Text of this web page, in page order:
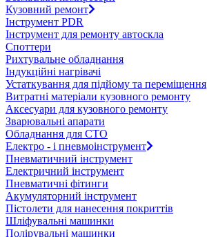
Кузовний ремонт
Інструмент PDR
Інструмент для ремонту автоскла
Споттери
Рихтувальне обладнання
Індукційні нагрівачі
Устаткування для підйому та переміщення
Витратні матеріали кузовного ремонту
Аксесуари для кузовного ремонту
Зварювальні апарати
Обладнання для СТО
Електро - і пневмоінструмент
Пневматичний інструмент
Електричний інструмент
Пневматичні фітинги
Акумуляторний інструмент
Пістолети для нанесення покриттів
Шліфувальні машинки
Полірувальні машинки